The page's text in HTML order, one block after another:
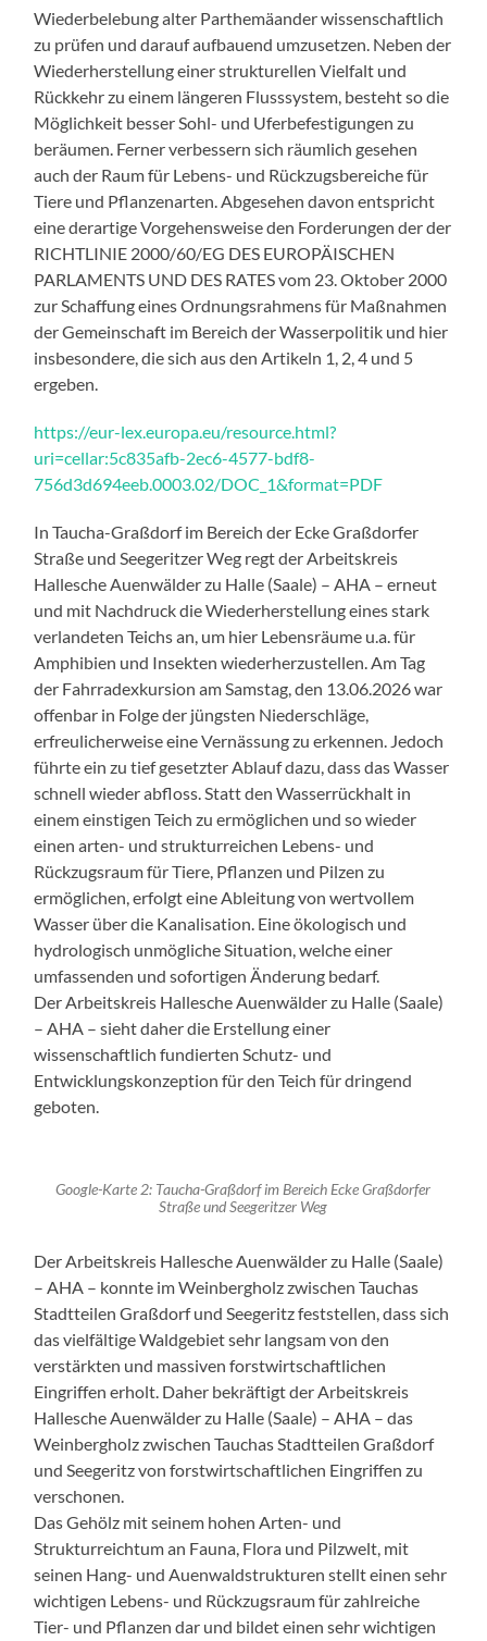
Wiederbelebung alter Parthemäander wissenschaftlich
zu prüfen und darauf aufbauend umzusetzen. Neben der
Wiederherstellung einer strukturellen Vielfalt und
Rückkehr zu einem längeren Flusssystem, besteht so die
Möglichkeit besser Sohl- und Uferbefestigungen zu
beräumen. Ferner verbessern sich räumlich gesehen
auch der Raum für Lebens- und Rückzugsbereiche für
Tiere und Pflanzenarten. Abgesehen davon entspricht
eine derartige Vorgehensweise den Forderungen der der
RICHTLINIE 2000/60/EG DES EUROPÄISCHEN
PARLAMENTS UND DES RATES vom 23. Oktober 2000
zur Schaffung eines Ordnungsrahmens für Maßnahmen
der Gemeinschaft im Bereich der Wasserpolitik und hier
insbesondere, die sich aus den Artikeln 1, 2, 4 und 5
ergeben.
https://eur-lex.europa.eu/resource.html?
uri=cellar:5c835afb-2ec6-4577-bdf8-
756d3d694eeb.0003.02/DOC_1&format=PDF
In Taucha-Graßdorf im Bereich der Ecke Graßdorfer
Straße und Seegeritzer Weg regt der Arbeitskreis
Hallesche Auenwälder zu Halle (Saale) – AHA – erneut
und mit Nachdruck die Wiederherstellung eines stark
verlandeten Teichs an, um hier Lebensräume u.a. für
Amphibien und Insekten wiederherzustellen. Am Tag
der Fahrradexkursion am Samstag, den 13.06.2026 war
offenbar in Folge der jüngsten Niederschläge,
erfreulicherweise eine Vernässung zu erkennen. Jedoch
führte ein zu tief gesetzter Ablauf dazu, dass das Wasser
schnell wieder abfloss. Statt den Wasserrückhalt in
einem einstigen Teich zu ermöglichen und so wieder
einen arten- und strukturreichen Lebens- und
Rückzugsraum für Tiere, Pflanzen und Pilzen zu
ermöglichen, erfolgt eine Ableitung von wertvollem
Wasser über die Kanalisation. Eine ökologisch und
hydrologisch unmögliche Situation, welche einer
umfassenden und sofortigen Änderung bedarf.
Der Arbeitskreis Hallesche Auenwälder zu Halle (Saale)
– AHA – sieht daher die Erstellung einer
wissenschaftlich fundierten Schutz- und
Entwicklungskonzeption für den Teich für dringend
geboten.
Google-Karte 2: Taucha-Graßdorf im Bereich Ecke Graßdorfer
Straße und Seegeritzer Weg
Der Arbeitskreis Hallesche Auenwälder zu Halle (Saale)
– AHA – konnte im Weinbergholz zwischen Tauchas
Stadtteilen Graßdorf und Seegeritz feststellen, dass sich
das vielfältige Waldgebiet sehr langsam von den
verstärkten und massiven forstwirtschaftlichen
Eingriffen erholt. Daher bekräftigt der Arbeitskreis
Hallesche Auenwälder zu Halle (Saale) – AHA – das
Weinbergholz zwischen Tauchas Stadtteilen Graßdorf
und Seegeritz von forstwirtschaftlichen Eingriffen zu
verschonen.
Das Gehölz mit seinem hohen Arten- und
Strukturreichtum an Fauna, Flora und Pilzwelt, mit
seinen Hang- und Auenwaldstrukturen stellt einen sehr
wichtigen Lebens- und Rückzugsraum für zahlreiche
Tier- und Pflanzen dar und bildet einen sehr wichtigen